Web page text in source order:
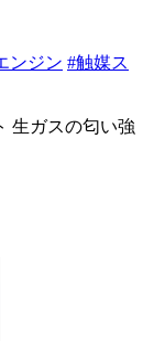
ンジン #触媒ス
生ガスの匂い強